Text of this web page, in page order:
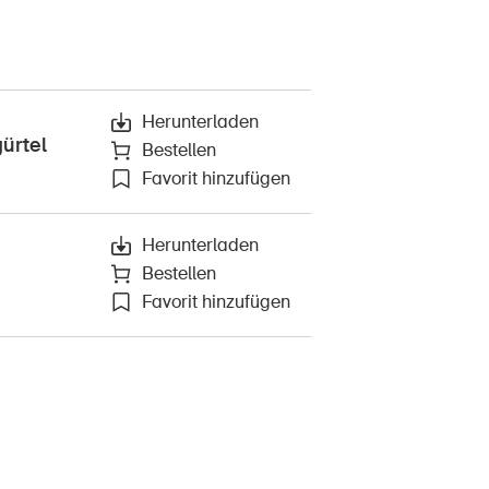
Herunterladen
Bestellen
Favorit hinzufügen
Herunterladen
Bestellen
Favorit hinzufügen